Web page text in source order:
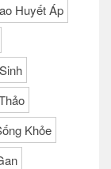
Huyết Áp
Khỏe